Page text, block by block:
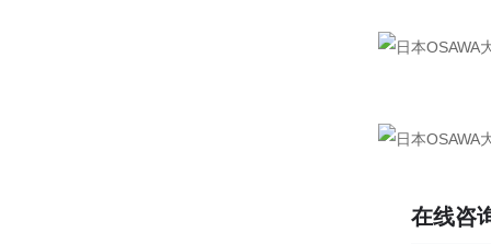
在线咨